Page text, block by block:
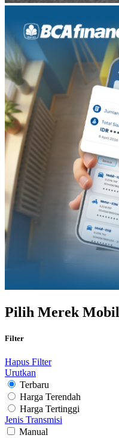
Pilih Merek Mobil
Filter
Hapus Filter
Urutkan
Terbaru
Harga Terendah
Harga Tertinggi
Jenis Transmisi
Manual